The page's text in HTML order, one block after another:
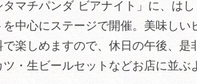
マチパンダ ビアナイト」に、は
を中心にステージで開催。美味し
楽しめますので、休日の午後、是
・生ビールセットなどお店に並